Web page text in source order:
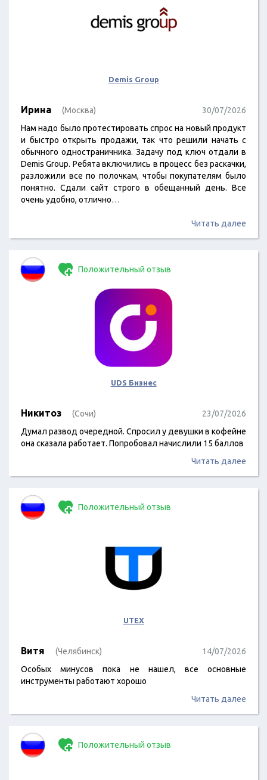
Demis Group
Ирина (Москва)
30/07/2026
Нам надо было протестировать спрос на новый продукт
и быстро открыть продажи, так что решили начать с
обычного одностраничника. Задачу под ключ отдали в
Demis Group. Ребята включились в процесс без раскачки,
разложили все по полочкам, чтобы покупателям было
понятно. Сдали сайт строго в обещанный день. Все
очень удобно, отлично…
Читать далее
Положительный отзыв
UDS Бизнес
Никитоз (Сочи)
23/07/2026
Думал развод очередной. Спросил у девушки в кофейне
она сказала работает. Попробовал начислили 15 баллов
Читать далее
Положительный отзыв
UTEX
Витя (Челябинск)
14/07/2026
Особых минусов пока не нашел, все основные
инструменты работают хорошо
Читать далее
Положительный отзыв